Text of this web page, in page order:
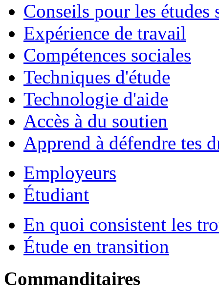
Conseils pour les études
Expérience de travail
Compétences sociales
Techniques d'étude
Technologie d'aide
Accès à du soutien
Apprend à défendre tes
Employeurs
Étudiant
En quoi consistent les
Étude en transition
Commanditaires